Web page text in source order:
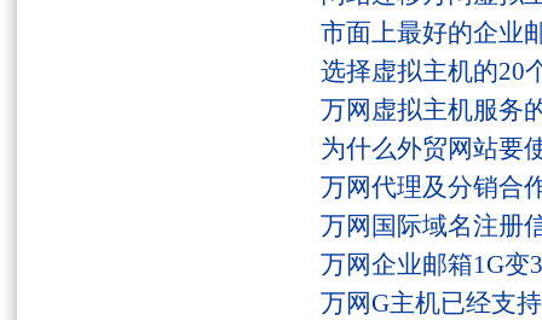
市面上最好的企业
选择虚拟主机的20
万网虚拟主机服务
为什么外贸网站要
万网代理及分销合
万网国际域名注册
万网企业邮箱1G变
万网G主机已经支